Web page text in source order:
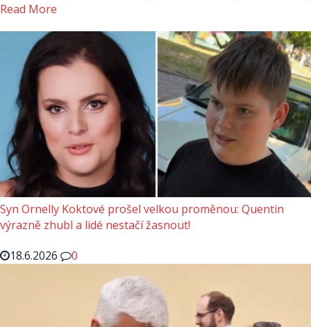
Read More
Syn Ornelly Koktové prošel velkou proměnou: Quentin
výrazně zhubl a lidé nestačí žasnout!
18.6.2026
0